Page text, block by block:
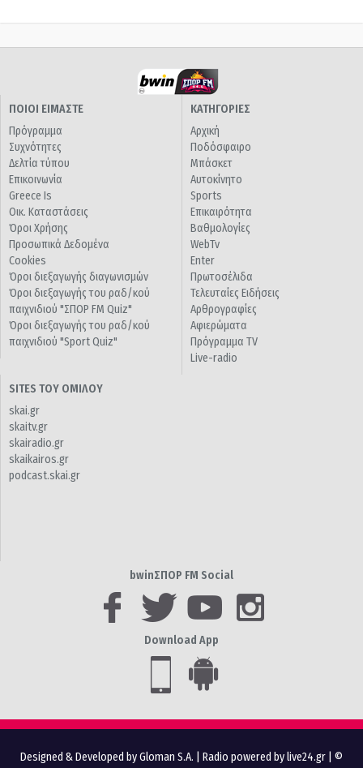
ΠΟΙΟΙ ΕΙΜΑΣΤΕ
Πρόγραμμα
Συχνότητες
Δελτία τύπου
Επικοινωνία
Greece Is
Οικ. Καταστάσεις
Όροι Χρήσης
Προσωπικά Δεδομένα
Cookies
Όροι διεξαγωγής διαγωνισμών
Όροι διεξαγωγής του ραδ/κού
παιχνιδιού "ΣΠΟΡ FM Quiz"
Όροι διεξαγωγής του ραδ/κού
παιχνιδιού "Sport Quiz"
ΚΑΤΗΓΟΡΙΕΣ
Αρχική
Ποδόσφαιρο
Μπάσκετ
Αυτοκίνητο
Sports
Επικαιρότητα
Βαθμολογίες
WebTv
Enter
Πρωτοσέλιδα
Τελευταίες Ειδήσεις
Αρθρογραφίες
Αφιερώματα
Πρόγραμμα TV
Live-radio
SITES ΤΟΥ ΟΜΙΛΟΥ
skai.gr
skaitv.gr
skairadio.gr
skaikairos.gr
podcast.skai.gr
bwinΣΠΟΡ FM Social
Download App
Designed & Developed by Gloman S.A. Radio powered by live24.gr | ©